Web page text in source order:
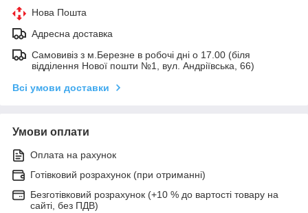
Нова Пошта
Адресна доставка
Самовивіз з м.Березне в робочі дні о 17.00 (біля
відділення Нової пошти №1, вул. Андріївська, 66)
Всі умови доставки
Умови оплати
Оплата на рахунок
Готівковий розрахунок (при отриманні)
Безготівковий розрахунок (+10 % до вартості товару на
сайті, без ПДВ)